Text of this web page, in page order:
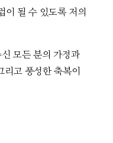
이 될 수 있도록 저의
모든 분의 가정과
고 풍성한 축복이